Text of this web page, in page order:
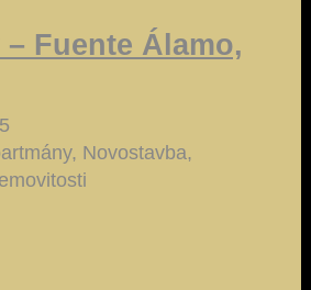
Fuente Álamo,
Novostavba,